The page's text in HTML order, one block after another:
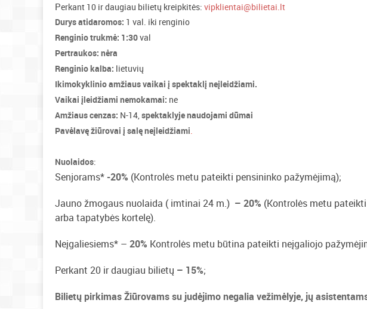
Perkant 10 ir daugiau bilietų kreipkitės: vipklientai@bilietai.lt
Durys atidaromos: 1 val. iki renginio
Renginio trukmė: 1:30val
Pertraukos: nėra
Renginio kalba: lietuvių
Ikimokyklinio amžiaus vaikai į spektaklį neįleidžiami.
Vaikai įleidžiami nemokamai: ne
Amžiaus cenzas: N-14,spektaklyje naudojami dūmai
Pavėlavę žiūrovai į salę neįleidžiami.
Nuolaidos:
Senjorams* -20% (Kontrolės metu pateikti pensininko pažymėjimą);
Jauno žmogaus nuolaida ( imtinai 24 m.) – 20% (Kontrolės metu
arba tapatybės kortelę).
Neįgaliesiems* – 20% Kontrolės metu būtina pateikti neįgaliojo
Perkant 20 ir daugiau bilietų – 15%;
Bilietų pirkimas Žiūrovams su judėjimo negalia vežimėlyje, jų